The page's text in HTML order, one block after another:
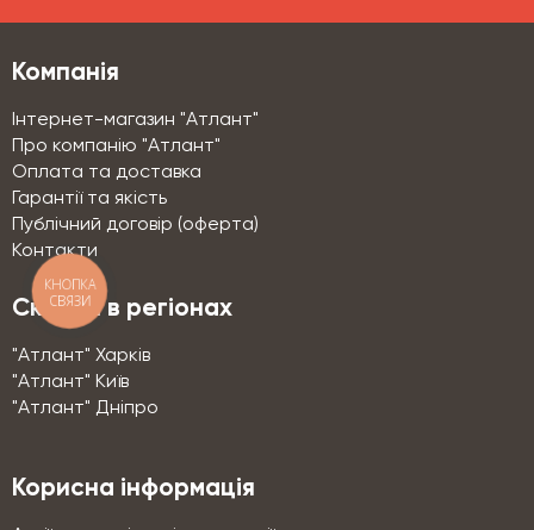
Компанія
Інтернет-магазин "Атлант"
Про компанію "Атлант"
Оплата та доставка
Гарантії та якість
Публічний договір (оферта)
Контакти
Склади в регіонах
"Атлант" Харків
"Атлант" Київ
"Атлант" Дніпро
Корисна інформація
КНОПКА
СВЯЗИ